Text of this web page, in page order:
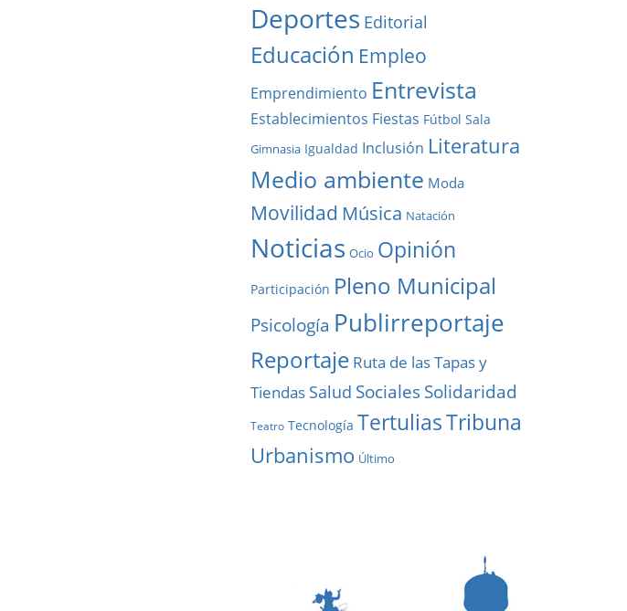
Deportes Editorial
Educación Empleo
Emprendimiento Entrevista
Establecimientos Fiestas Fútbol Sala
Gimnasia Igualdad Inclusión Literatura
Medio ambiente Moda
Movilidad Música Natación
Noticias Ocio Opinión
Participación Pleno Municipal
Psicología Publirreportaje
Reportaje Ruta de las Tapas y
Tiendas Salud SocialesSolidaridad
Teatro Tecnología TertuliasTribuna
Urbanismo Último